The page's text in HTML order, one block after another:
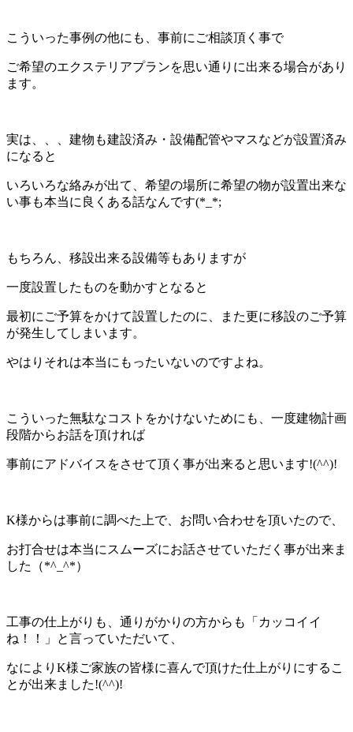
こういった事例の他にも、事前にご相談頂く事で
ご希望のエクステリアプランを思い通りに出来る場合があり
ます。
実は、、、建物も建設済み・設備配管やマスなどが設置済み
になると
いろいろな絡みが出て、希望の場所に希望の物が設置出来な
い事も本当に良くある話なんです(*_*;
もちろん、移設出来る設備等もありますが
一度設置したものを動かすとなると
最初にご予算をかけて設置したのに、また更に移設のご予算
が発生してしまいます。
やはりそれは本当にもったいないのですよね。
こういった無駄なコストをかけないためにも、一度建物計画
段階からお話を頂ければ
事前にアドバイスをさせて頂く事が出来ると思います!(^^)!
K様からは事前に調べた上で、お問い合わせを頂いたので、
お打合せは本当にスムーズにお話させていただく事が出来ま
した（*^_^*）
工事の仕上がりも、通りがかりの方からも「カッコイイ
ね！！」と言っていただいて、
なによりK様ご家族の皆様に喜んで頂けた仕上がりにするこ
とが出来ました!(^^)!